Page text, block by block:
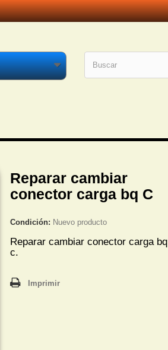
Reparar cambiar
conector carga bq C
Condición: Nuevo producto
Reparar cambiar conector carga bq
c.
Imprimir